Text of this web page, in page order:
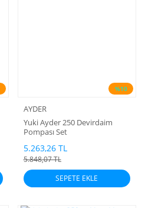
%10
AYDER
Yuki Ayder 250 Devirdaim
Pompası Set
5.263,26 TL
5.848,07 TL
SEPETE EKLE